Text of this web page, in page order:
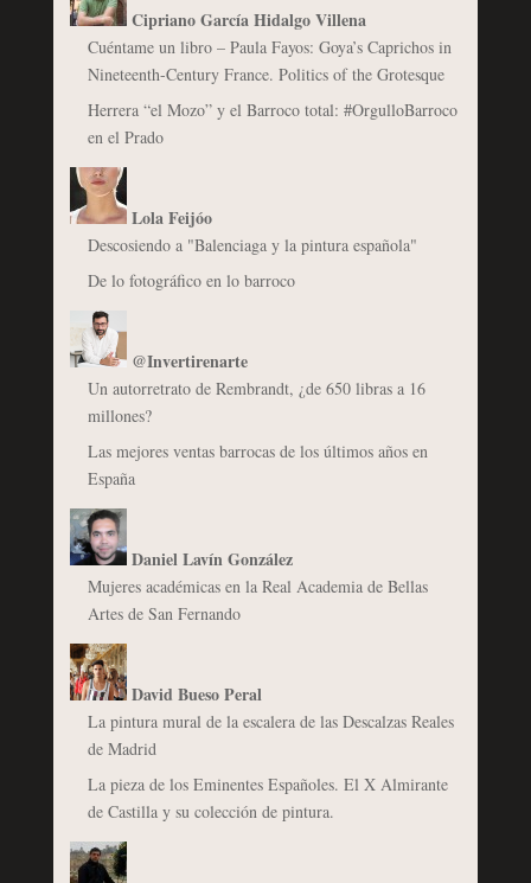
Cipriano García Hidalgo Villena
Cuéntame un libro – Paula Fayos: Goya’s Caprichos in
Nineteenth-Century France. Politics of the Grotesque
Herrera “el Mozo” y el Barroco total: #OrgulloBarroco
en el Prado
Lola Feijóo
Descosiendo a "Balenciaga y la pintura española"
De lo fotográfico en lo barroco
@Invertirenarte
Un autorretrato de Rembrandt, ¿de 650 libras a 16
millones?
Las mejores ventas barrocas de los últimos años en
España
Daniel Lavín González
Mujeres académicas en la Real Academia de Bellas
Artes de San Fernando
David Bueso Peral
La pintura mural de la escalera de las Descalzas Reales
de Madrid
La pieza de los Eminentes Españoles. El X Almirante
de Castilla y su colección de pintura.